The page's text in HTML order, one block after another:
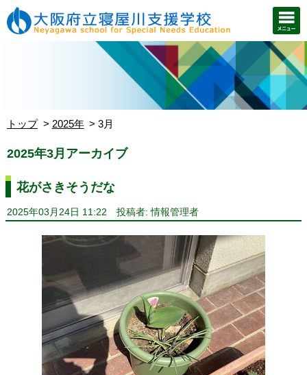
トップ 2025年 3月
2025年3月アーカイブ
花がさきそうだな
2025年03月24日 11:22 投稿者: 情報管理者